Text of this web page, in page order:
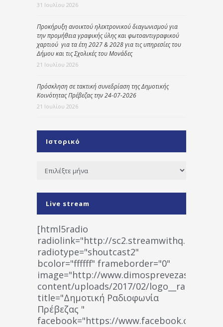
31 Ιουλίου 2026
Προκήρυξη ανοικτού ηλεκτρονικού διαγωνισμού για
την προμήθεια γραφικής ύλης και φωτοαντιγραφικού
χαρτιού για τα έτη 2027 & 2028 για τις υπηρεσίες του
Δήμου και τις Σχολικές του Μονάδες
21 Ιουλίου 2026
Πρόσκληση σε τακτική συνεδρίαση της Δημοτικής
Κοινότητας Πρέβεζας την 24-07-2026
21 Ιουλίου 2026
Ιστορικό
Ιστορικό
Live stream
[html5radio
radiolink="http://
radiotype="shoutcast2"
bcolor="ffffff" frameborder="0"
image="http://www.dimosprevezas.gr/wp-
content/uploads/2017/02/
title="Δημοτική Ραδιοφωνία
Πρέβεζας "
facebook="https://www.facebook.com/